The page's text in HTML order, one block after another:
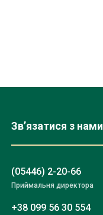
Зв’язатися з нами
(05446) 2-20-66
Приймальня директора
+38 099 56 30 554